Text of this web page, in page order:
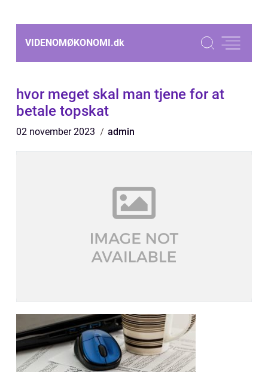
VIDENOMØKONOMI.dk
hvor meget skal man tjene for at
betale topskat
02 november 2023 admin